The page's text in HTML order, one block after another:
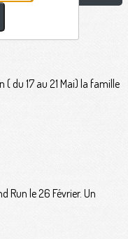
( du 17 au 21 Mai) la famille
Run le 26 Février. Un